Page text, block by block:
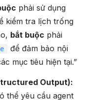
phải sử dụng
kiểm tra lịch trống
bắt buộc phải
để đảm bảo nội
mục tiêu hiện tại.”
Output):
thể yêu cầu agent